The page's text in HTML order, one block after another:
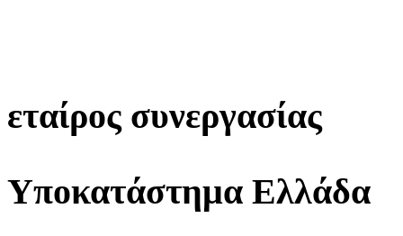
εταίρος συνεργασίας
Υποκατάστημα Ελλάδα